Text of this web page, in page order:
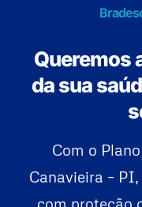
Queremos
da sua
Com o
Canavieira –